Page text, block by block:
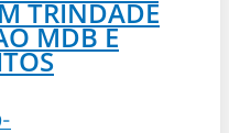
TRINDADE
MDB E